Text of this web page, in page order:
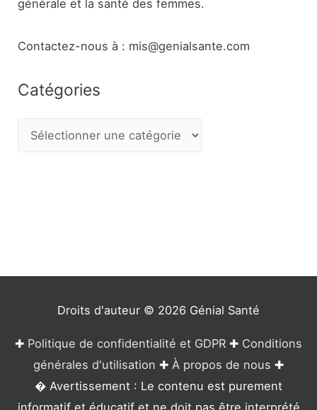
générale et la santé des femmes.
Contactez-nous à : mis@genialsante.com
Catégories
Droits d'auteur © 2026 Génial Santé
✚ Politique de confidentialité et GDPR ✚ Conditions
générales d'utilisation ✚ À propos de nous ✚
� Avertissement : Le contenu est purement
informatif et éducatif et ne doit pas être interprété